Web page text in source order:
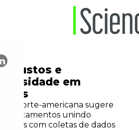
custos e
em
norte-americana sugere
de tratamentos unindo
com coletas de dados